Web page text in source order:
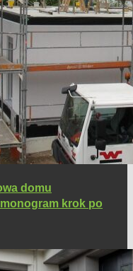
domu
krok po